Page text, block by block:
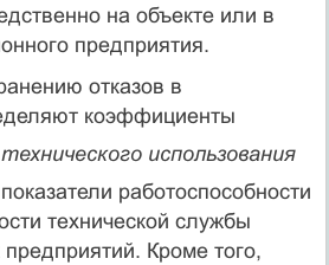
на объекте или в
предприятия.
отказов в
коэффициенты
технического использования
работоспособности
технической службы
Кроме того,